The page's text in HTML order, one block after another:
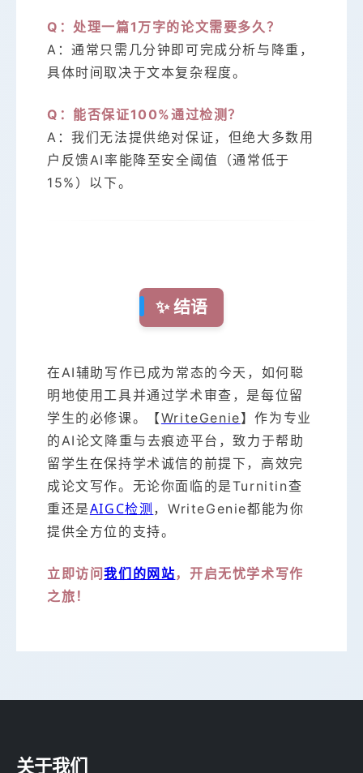
Q：处理一篇1万字的论文需要多久？
A：通常只需几分钟即可完成分析与降重，
具体时间取决于文本复杂程度。
Q：能否保证100%通过检测？
A：我们无法提供绝对保证，但绝大多数用
户反馈AI率能降至安全阈值（通常低于
15%）以下。
✨ 结语
在AI辅助写作已成为常态的今天，如何聪
明地使用工具并通过学术审查，是每位留
学生的必修课。【WriteGenie】作为专业
的AI论文降重与去痕迹平台，致力于帮助
留学生在保持学术诚信的前提下，高效完
成论文写作。无论你面临的是Turnitin查
重还是AIGC检测 ，WriteGenie都能为你
提供全方位的支持。
立即访问我们的网站，开启无忧学术写作
之旅！
关于我们